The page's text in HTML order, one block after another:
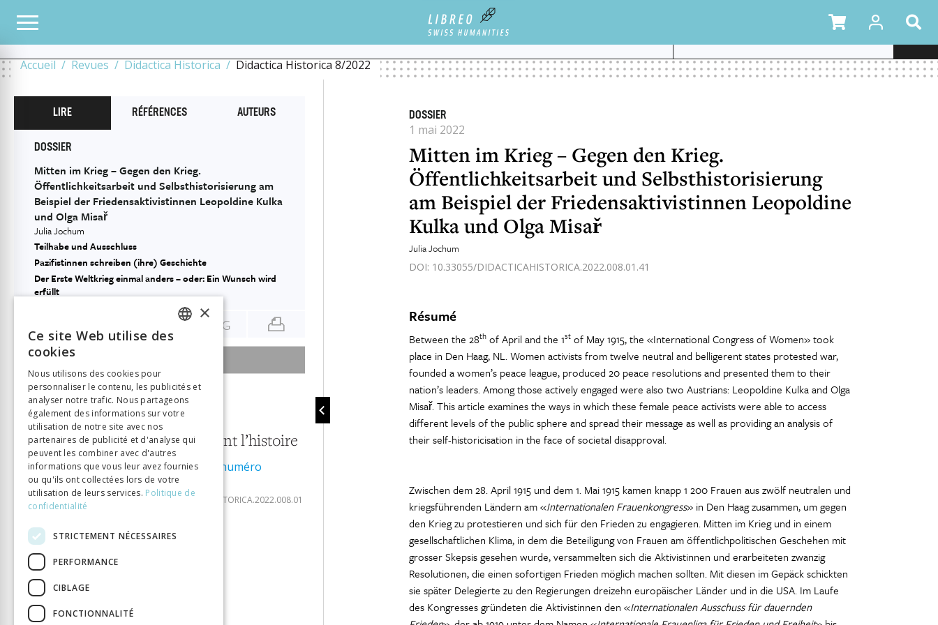
Accueil Revues Didactica Historica Didactica Historica 8/2022
TOUS LES NUMÉROS
MITTEN IM KRIEG – GEGEN DEN KRIEG. ÖFFENTLICHKEITSARBEIT UND SELBSTHISTORISIERUNG AM BEISPIEL DER
DOSSIER
1 mai 2022
Mitten im Krieg – Gegen den Krieg.
Öffentlichkeitsarbeit und Selbsthistorisierung
am Beispiel der Friedensaktivistinnen Leopoldine
Kulka und Olga Misař
Julia Jochum
DOI: 10.33055/DIDACTICAHISTORICA.2022.008.01.41
Résumé
Between the 28thof April and the 1stof May 1915, the «International Congress of Women» took
place in Den Haag, NL. Women activists from twelve neutral and belligerent states protested war,
founded a women’s peace league, produced 20 peace resolutions and presented them to their
nation’s leaders. Among those actively engaged were also two Austrians: Leopoldine Kulka and Olga
Misař. This article examines the ways in which these female peace activists were able to access
different levels of the public sphere and spread their message as well as providing an analysis of
their self-historicisation in the face of societal disapproval.
Zwischen dem 28. April 1915 und dem 1. Mai 1915 kamen knapp 1 200 Frauen aus zwölf neutralen und
kriegsführenden Ländern am «Internationalen Frauenkongress» in Den Haag zusammen, um gegen
den Krieg zu protestieren und sich für den Frieden zu engagieren. Mitten im Krieg und in einem
gesellschaftlichen Klima, in dem die Beteiligung von Frauen am öffentlichpolitischen Geschehen mit
grosser Skepsis gesehen wurde, versammelten sich die Aktivistinnen und erarbeiteten zwanzig
Resolutionen, die einen sofortigen Frieden möglich machen sollten. Mit diesen im Gepäck schickten
sie später Delegierte zu den Regierungen dreizehn europäischer Länder und in die USA. Im Laufe
des Kongresses gründeten die Aktivistinnen den «Internationalen Ausschuss für dauernden
LIRE RÉFÉRENCES AUTEURS
DOSSIER
Mitten im Krieg – Gegen den Krieg.
Öffentlichkeitsarbeit und Selbsthistorisierung am
Beispiel der Friedensaktivistinnen Leopoldine Kulka
und Olga Misař
Julia Jochum
Teilhabe und Ausschluss
Pazifistinnen schreiben (ihre) Geschichte
Der Erste Weltkrieg einmal anders – oder: Ein Wunsch wird
erfüllt
ENG
SOMMAIRE DU NUMÉRO
1 mai 2022
8
Les femmes font l’histoire
Télécharger le numéro
ISSN:2297-7465
DOI:
10.33055/DIDACTICAHISTORICA.2022.008.01
EDITORIAL
Éditorial / Editorial / Editoriale
DOSSIER
ITALIAN
×
Ce site Web utilise des
cookies
Nous utilisons des cookies pour
personnaliser le contenu, les publicités et
analyser notre trafic. Nous partageons
également des informations sur votre
utilisation de notre site avec nos
partenaires de publicité et d'analyse qui
peuvent les combiner avec d'autres
informations que vous leur avez fournies
ou qu'ils ont collectées lors de votre
utilisation de leurs services. Politique de
confidentialité
STRICTEMENT NÉCESSAIRES
PERFORMANCE
CIBLAGE
FONCTIONNALITÉ